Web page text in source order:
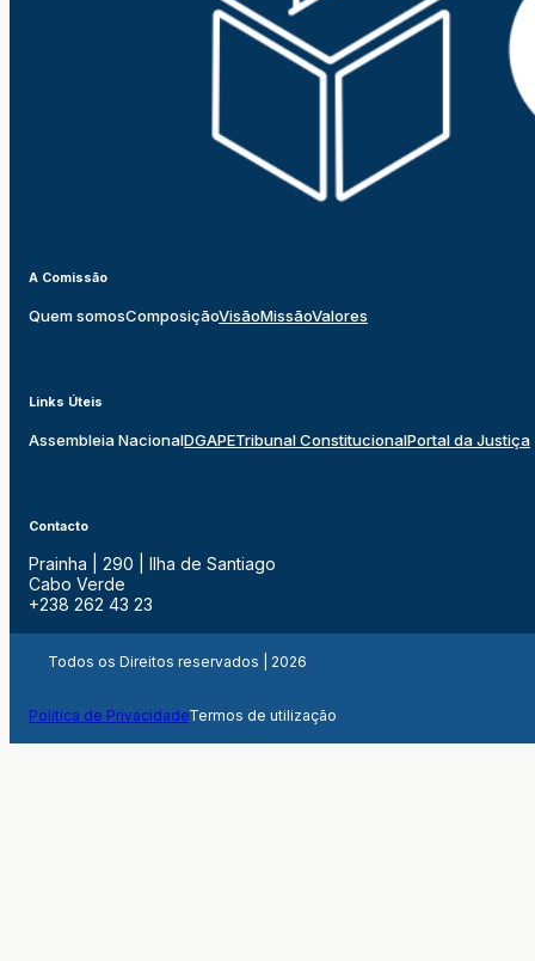
A Comissão
Quem somosComposiçãoVisãoMissãoValores
Links Úteis
Assembleia NacionalDGAPETribunal ConstitucionalPortal da Justiça
Contacto
Prainha | 290 | Ilha de Santiago
Cabo Verde
+238 262 43 23
Todos os Direitos reservados | 2026
Politica de PrivacidadeTermos de utilização